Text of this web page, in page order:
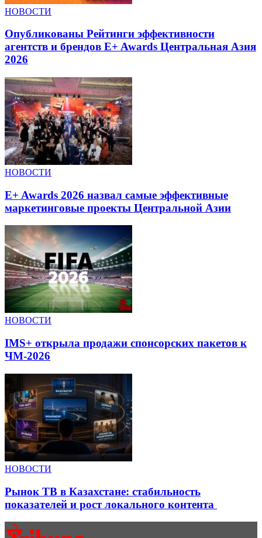
НОВОСТИ
Опубликованы Рейтинги эффективности
агентств и брендов E+ Awards Центральная Азия
2026
НОВОСТИ
E+ Awards 2026 назвал самые эффективные
маркетинговые проекты Центральной Азии
НОВОСТИ
IMS+ открыла продажи спонсорских пакетов к
ЧМ-2026
НОВОСТИ
Рынок ТВ в Казахстане: стабильность
показателей и рост локального контента